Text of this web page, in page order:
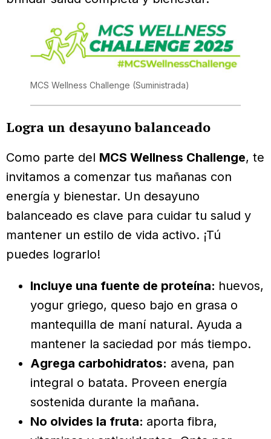
MCS Wellness Challenge (Suministrada)
Logra un desayuno balanceado
Como parte del MCS Wellness Challenge, te
invitamos a comenzar tus mañanas con
energía y bienestar. Un desayuno
balanceado es clave para cuidar tu salud y
mantener un estilo de vida activo. ¡Tú
puedes lograrlo!
Incluye una fuente de proteína: huevos,
yogur griego, queso bajo en grasa o
mantequilla de maní natural. Ayuda a
mantener la saciedad por más tiempo.
Agrega carbohidratos: avena, pan
integral o batata. Proveen energía
sostenida durante la mañana.
No olvides la fruta: aporta fibra,